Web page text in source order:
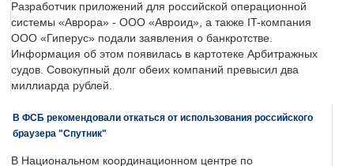
Разработчик приложений для российской операционной
системы «Аврора» - ООО «Авроид», а также IT-компания
ООО «Гиперус» подали заявления о банкротстве.
Информация об этом появилась в картотеке Арбитражных
судов. Совокупный долг обеих компаний превысил два
миллиарда рублей.
В ФСБ рекомендовали откаться от использования российского
браузера "Спутник"
В Национальном координационном центре по